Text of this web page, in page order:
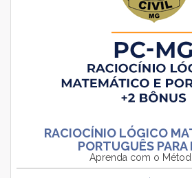
RACIOCÍNIO LÓGICO
PORTUGUÊS PARA
Aprenda com o